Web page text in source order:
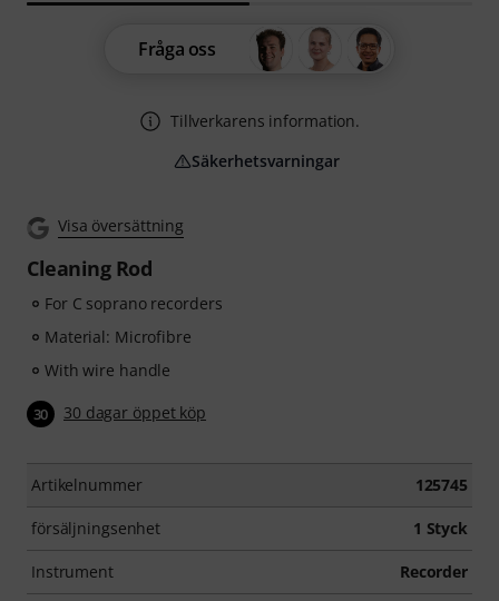
Visa översättning
Cleaning Rod
For C soprano recorders
Material: Microfibre
With wire handle
30 30 dagar öppet köp
Artikelnummer 125745
försäljningsenhet 1 Styck
Instrument Recorder
Fråga oss
Tillverkarens information.
Säkerhetsvarningar